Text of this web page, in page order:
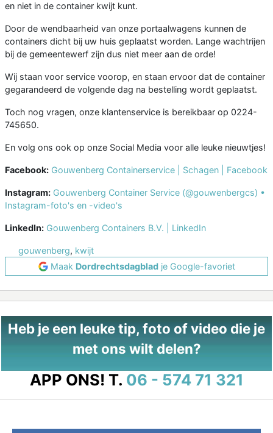
en niet in de container kwijt kunt.
Door de wendbaarheid van onze portaalwagens kunnen de
containers dicht bij uw huis geplaatst worden. Lange wachtrijen
bij de gemeentewerf zijn dus niet meer aan de orde!
Wij staan voor service voorop, en staan ervoor dat de container
gegarandeerd de volgende dag na bestelling wordt geplaatst.
Toch nog vragen, onze klantenservice is bereikbaar op 0224-
745650.
En volg ons ook op onze Social Media voor alle leuke nieuwtjes!
Facebook: Gouwenberg Containerservice | Schagen | Facebook
Instagram: Gouwenberg Container Service (@gouwenbergcs) •
Instagram-foto's en -video's
LinkedIn: Gouwenberg Containers B.V. | LinkedIn
gouwenberg, kwijt
Maak Dordrechtsdagbladje Google-favoriet
Heb je een leuke tip, foto of video die je
met ons wilt delen?
APP ONS! T. 06 - 574 71 321